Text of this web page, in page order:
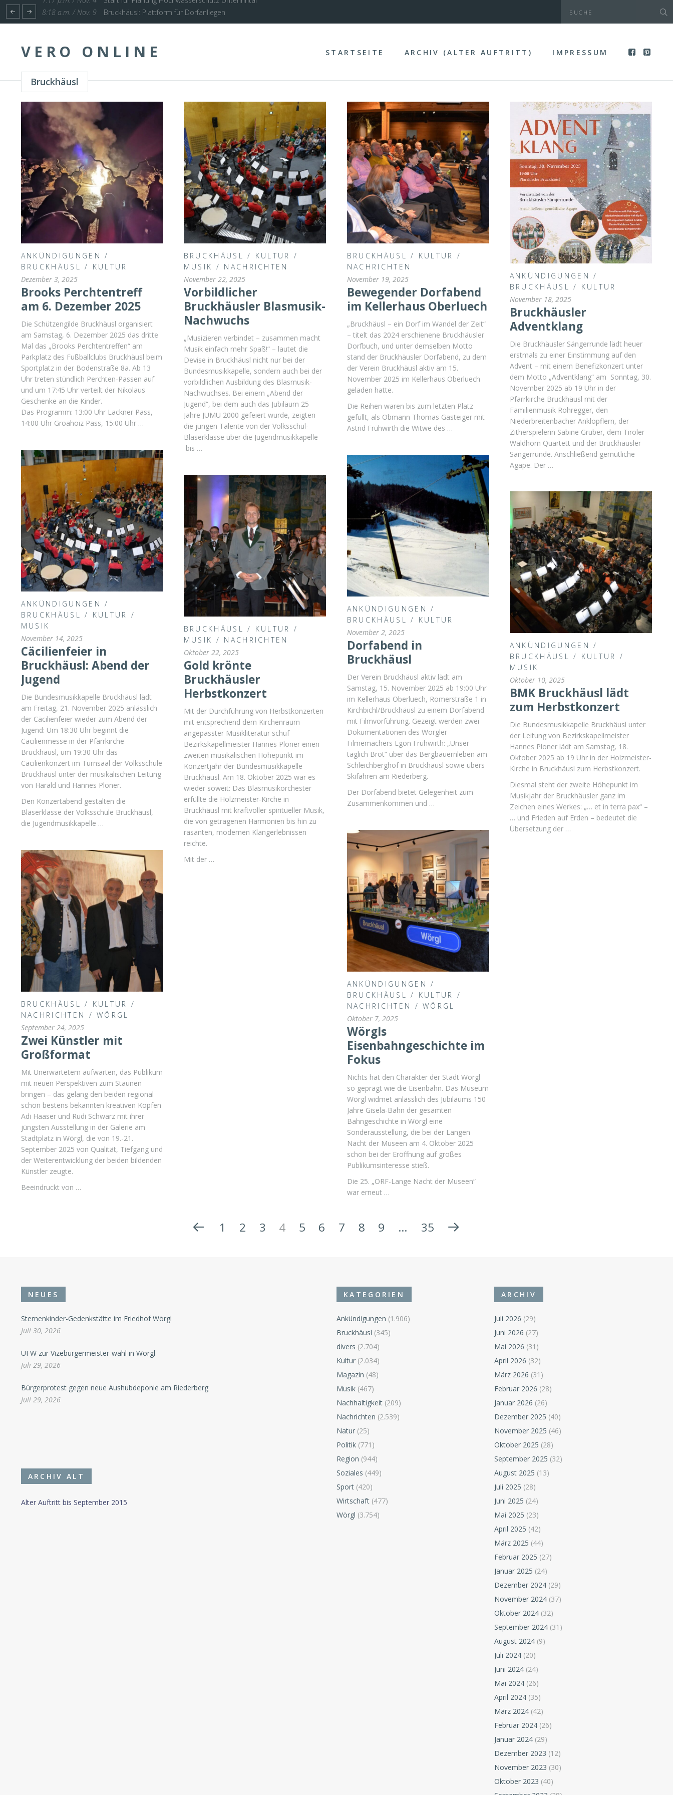
1:17 p.m. / Nov. 4 Start für Planung Hochwasserschutz Unterinntal
VERO ONLINE STARTSEITE ARCHIV (ALTER AUFTRITT) IMPRESSUM
Bruckhäusl
ANKÜNDIGUNGEN /
BRUCKHÄUSL / KULTUR
Dezember 3, 2025
Brooks Perchtentreff
am 6. Dezember 2025
Die Schützengilde Bruckhäusl organisiert
am Samstag, 6. Dezember 2025 das dritte
Mal das „Brooks Perchtentreffen“ am
Parkplatz des Fußballclubs Bruckhäusl beim
Sportplatz in der Bodenstraße 8a. Ab 13
Uhr treten stündlich Perchten-Passen auf
und um 17:45 Uhr verteilt der Nikolaus
Geschenke an die Kinder.
Das Programm: 13:00 Uhr Lackner Pass,
14:00 Uhr Groahoiz Pass, 15:00 Uhr …
BRUCKHÄUSL / KULTUR /
MUSIK / NACHRICHTEN
November 22, 2025
Vorbildlicher
Bruckhäusler Blasmusik-
Nachwuchs
„Musizieren verbindet – zusammen macht
Musik einfach mehr Spaß!“ – lautet die
Devise in Bruckhäusl nicht nur bei der
Bundesmusikkapelle, sondern auch bei der
vorbildlichen Ausbildung des Blasmusik-
Nachwuchses. Bei einem „Abend der
Jugend“, bei dem auch das Jubiläum 25
Jahre JUMU 2000 gefeiert wurde, zeigten
die jungen Talente von der Volksschul-
Bläserklasse über die Jugendmusikkapelle
bis …
BRUCKHÄUSL / KULTUR /
NACHRICHTEN
November 19, 2025
Bewegender Dorfabend
im Kellerhaus Oberluech
„Bruckhäusl – ein Dorf im Wandel der Zeit“
– titelt das 2024 erschienene Bruckhäusler
Dorfbuch, und unter demselben Motto
stand der Bruckhäusler Dorfabend, zu dem
der Verein Bruckhäusl aktiv am 15.
November 2025 im Kellerhaus Oberluech
geladen hatte.
Die Reihen waren bis zum letzten Platz
gefüllt, als Obmann Thomas Gasteiger mit
Astrid Frühwirth die Witwe des …
ANKÜNDIGUNGEN /
BRUCKHÄUSL
/ KULTUR
November 18, 2025
Bruckhäusler
Adventklang
Die Bruckhäusler Sängerrunde lädt heuer
erstmals zu einer Einstimmung auf den
Advent – mit einem Benefizkonzert unter
dem Motto „Adventklang“ am Sonntag, 30.
November 2025 ab 19 Uhr in der
Pfarrkirche Bruckhäusl mit der
Familienmusik Rohregger, den
Niederbreitenbacher Anklöpflern, der
Zitherspielerin Sabine Gruber, dem Tiroler
Waldhorn Quartett und der Bruckhäusler
Sängerrunde. Anschließend gemütliche
Agape. Der …
ANKÜNDIGUNGEN /
BRUCKHÄUSL / KULTUR /
MUSIK
November 14, 2025
Cäcilienfeier in
Bruckhäusl: Abend der
Jugend
Die Bundesmusikkapelle Bruckhäusl lädt
am Freitag, 21. November 2025 anlässlich
der Cäcilienfeier wieder zum Abend der
Jugend: Um 18:30 Uhr beginnt die
Cäcilienmesse in der Pfarrkirche
Bruckhäusl, um 19:30 Uhr das
Cäcilienkonzert im Turnsaal der Volksschule
Bruckhäusl unter der musikalischen Leitung
von Harald und Hannes Ploner.
Den Konzertabend gestalten die
Bläserklasse der Volksschule Bruckhäusl,
die Jugendmusikkapelle …
ANKÜNDIGUNGEN /
BRUCKHÄUSL / KULTUR
November 2, 2025
Dorfabend in
Bruckhäusl
Der Verein Bruckhäusl aktiv lädt am
Samstag, 15. November 2025 ab 19:00 Uhr
im Kellerhaus Oberluech, Römerstraße 1 in
Kirchbichl/Bruckhäusl zu einem Dorfabend
mit Filmvorführung. Gezeigt werden zwei
Dokumentationen des Wörgler
Filmemachers Egon Frühwirth: „Unser
täglich Brot“ über das Bergbauernleben am
Schleichberghof in Bruckhäusl sowie übers
Skifahren am Riederberg.
Der Dorfabend bietet Gelegenheit zum
Zusammenkommen und …
BRUCKHÄUSL / KULTUR /
MUSIK / NACHRICHTEN
Oktober 22, 2025
Gold krönte
Bruckhäusler
Herbstkonzert
Mit der Durchführung von Herbstkonzerten
mit entsprechend dem Kirchenraum
angepasster Musikliteratur schuf
Bezirkskapellmeister Hannes Ploner einen
zweiten musikalischen Höhepunkt im
Konzertjahr der Bundesmusikkapelle
Bruckhäusl. Am 18. Oktober 2025 war es
wieder soweit: Das Blasmusikorchester
erfüllte die Holzmeister-Kirche in
Bruckhäusl mit kraftvoller spiritueller Musik,
die von getragenen Harmonien bis hin zu
rasanten, modernen Klangerlebnissen
reichte.
Mit der …
ANKÜNDIGUNGEN /
BRUCKHÄUSL / KULTUR /
MUSIK
Oktober 10, 2025
BMK Bruckhäusl lädt
zum Herbstkonzert
Die Bundesmusikkapelle Bruckhäusl unter
der Leitung von Bezirkskapellmeister
Hannes Ploner lädt am Samstag, 18.
Oktober 2025 ab 19 Uhr in der Holzmeister-
Kirche in Bruckhäusl zum Herbstkonzert.
Diesmal steht der zweite Höhepunkt im
Musikjahr der Bruckhäusler ganz im
Zeichen eines Werkes: „… et in terra pax“ –
… und Frieden auf Erden – bedeutet die
Übersetzung der …
ANKÜNDIGUNGEN /
BRUCKHÄUSL / KULTUR /
NACHRICHTEN
/WÖRGL
Oktober 7, 2025
Wörgls
Eisenbahngeschichte im
Fokus
Nichts hat den Charakter der Stadt Wörgl
so geprägt wie die Eisenbahn. Das Museum
Wörgl widmet anlässlich des Jubiläums 150
Jahre Gisela-Bahn der gesamten
Bahngeschichte in Wörgl eine
Sonderausstellung, die bei der Langen
Nacht der Museen am 4. Oktober 2025
schon bei der Eröffnung auf großes
Publikumsinteresse stieß.
Die 25. „ORF-Lange Nacht der Museen“
war erneut …
BRUCKHÄUSL / KULTUR /
NACHRICHTEN
/WÖRGL
September 24, 2025
Zwei Künstler mit
Großformat
Mit Unerwartetem aufwarten, das Publikum
mit neuen Perspektiven zum Staunen
bringen – das gelang den beiden regional
schon bestens bekannten kreativen Köpfen
Adi Haaser und Rudi Schwarz mit ihrer
jüngsten Ausstellung in der Galerie am
Stadtplatz in Wörgl, die von 19.-21.
September 2025 von Qualität, Tiefgang und
der Weiterentwicklung der beiden bildenden
Künstler zeugte.
Beeindruckt von …
1 2 3 4 5 6 7 8 9 … 35
NEUES
Sternenkinder-Gedenkstätte im Friedhof Wörgl
Juli 30, 2026
UFW zur Vizebürgermeister-wahl in Wörgl
Juli 29, 2026
Bürgerprotest gegen neue Aushubdeponie am Riederberg
Juli 29, 2026
ARCHIV ALT
Alter Auftritt bis September 2015
KATEGORIEN
Ankündigungen (1.906)
Bruckhäusl (345)
divers (2.704)
Kultur (2.034)
Magazin (48)
Musik (467)
Nachhaltigkeit (209)
Nachrichten (2.539)
Natur (25)
Politik (771)
Region (944)
Soziales (449)
Sport (420)
Wirtschaft (477)
Wörgl (3.754)
ARCHIV
Juli 2026 (29)
Juni 2026 (27)
Mai 2026 (31)
April 2026 (32)
März 2026 (31)
Februar 2026 (28)
Januar 2026 (26)
Dezember 2025 (40)
November 2025 (46)
Oktober 2025 (28)
September 2025 (32)
August 2025 (13)
Juli 2025 (28)
Juni 2025 (24)
Mai 2025 (23)
April 2025 (42)
März 2025 (44)
Februar 2025 (27)
Januar 2025 (24)
Dezember 2024 (29)
November 2024 (37)
Oktober 2024 (32)
September 2024 (31)
August 2024 (9)
Juli 2024 (20)
Juni 2024 (24)
Mai 2024 (26)
April 2024 (35)
März 2024 (42)
Februar 2024 (26)
Januar 2024 (29)
Dezember 2023 (12)
November 2023 (30)
Oktober 2023 (40)